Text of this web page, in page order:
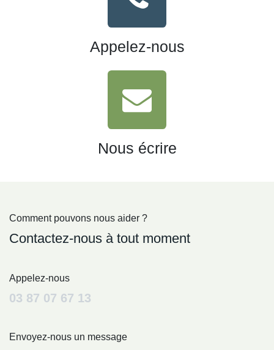
Appelez-nous
Nous écrire
Comment pouvons nous aider ?
Contactez-nous à tout moment
Appelez-nous
03 87 07 67 13
Envoyez-nous un message